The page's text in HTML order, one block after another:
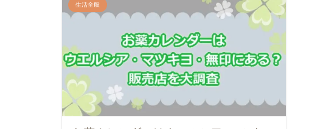
生活全般